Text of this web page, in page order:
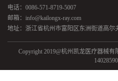
电话：0086-571-8719-5007
邮箱：info@kailongx-ray.com
地址：浙江省杭州市富阳区东洲街道高尔
Copyright 2019@杭州凯龙医疗器械有